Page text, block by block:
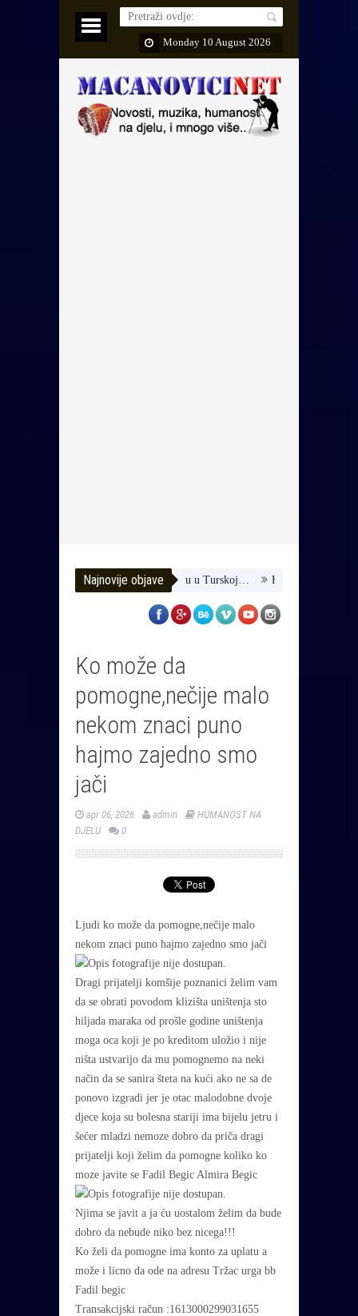
Monday 10 August 2026
Najnovije objave
Pomozimo joj da dobije terapiju u Turskoj… HUSE TATAREVIĆ
Ko može da
pomogne,nečije malo
nekom znaci puno
hajmo zajedno smo
jači
apr 06, 2026 admin
HUMANOST NA
DJELU
0
Ljudi ko može da pomogne,nečije malo
nekom znaci puno hajmo zajedno smo jači
Dragi prijatelji komšije poznanici želim vam
da se obrati povodom klizišta uništenja sto
hiljada maraka od prošle godine uništenja
moga oca koji je po kreditom uložio i nije
ništa ustvarijo da mu pomognemo na neki
način da se sanira šteta na kući ako ne sa de
ponovo izgradi jer je otac malodobne dvoje
djece koja su bolesna stariji ima bijelu jetru i
šećer mladzi nemoze dobro da priča dragi
prijatelji koji želim da pomogne koliko ko
moze javite se Fadil Begic Almira Begic
Njima se javit a ja ću uostalom želim da bude
dobro da nebude niko bez nicega!!!
Ko želi da pomogne ima konto za uplatu a
može i licno da ode na adresu Tržac urga bb
Fadil begic
Transakcijski račun :1613000299031655